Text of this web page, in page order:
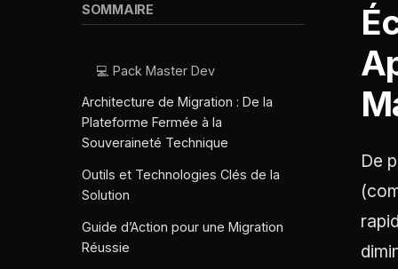
SOMMAIRE
💻 Pack Master Dev
Architecture de Migration : De la
Plateforme Fermée à la
Souveraineté Technique
Outils et Technologies Clés de la
Solution
Guide d’Action pour une Migration
Réussie
De